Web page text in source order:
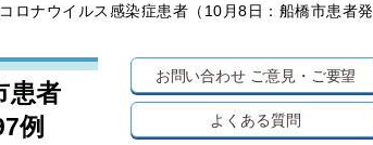
ロナウイルス感染症患者（10月8日：船橋市患者発
患者
例
お問い合わせ ご意見・ご要望
よくある質問